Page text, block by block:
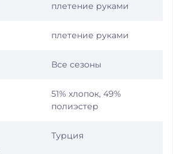
плетение руками
плетение руками
Все сезоны
51% хлопок, 49%
полиэстер
Турция